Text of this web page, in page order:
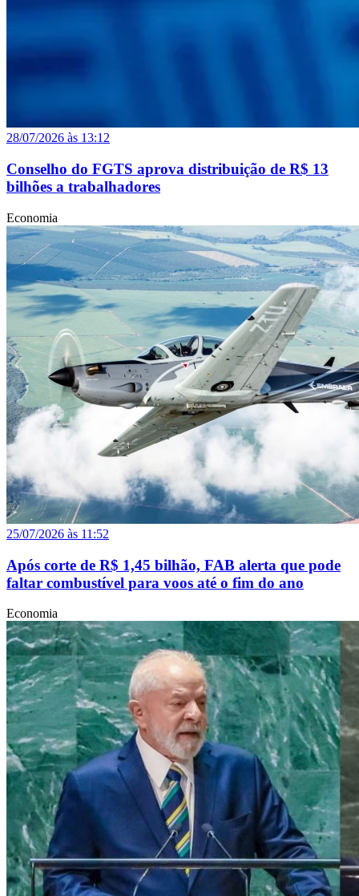
28/07/2026 às 13:12
Conselho do FGTS aprova distribuição de R$ 13
bilhões a trabalhadores
Economia
25/07/2026 às 11:52
Após corte de R$ 1,45 bilhão, FAB alerta que pode
faltar combustível para voos até o fim do ano
Economia